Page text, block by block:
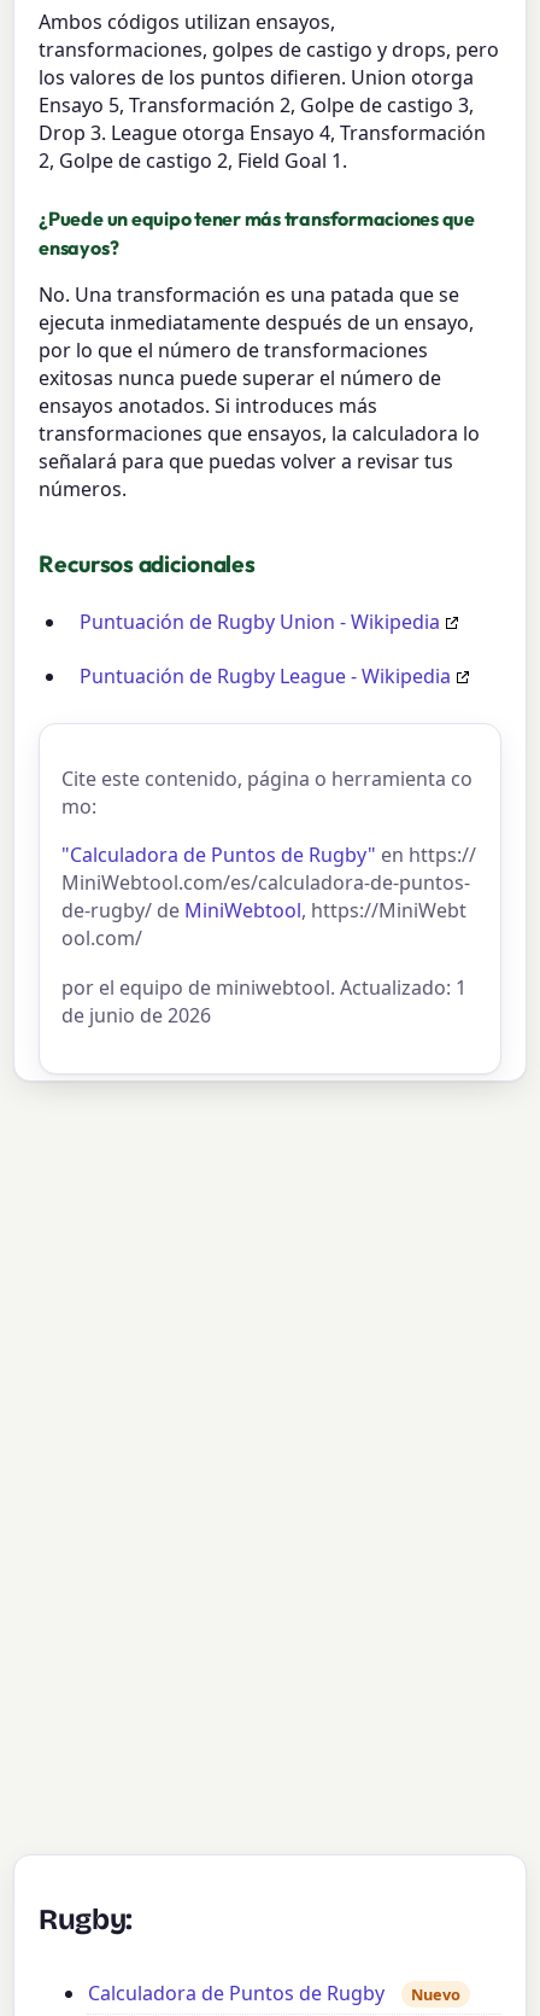
Ambos códigos utilizan ensayos,
transformaciones, golpes de castigo y drops, pero
los valores de los puntos difieren. Union otorga
Ensayo 5, Transformación 2, Golpe de castigo 3,
Drop 3. League otorga Ensayo 4, Transformación
2, Golpe de castigo 2, Field Goal 1.
¿Puede un equipo tener más transformaciones que
ensayos?
No. Una transformación es una patada que se
ejecuta inmediatamente después de un ensayo,
por lo que el número de transformaciones
exitosas nunca puede superar el número de
ensayos anotados. Si introduces más
transformaciones que ensayos, la calculadora lo
señalará para que puedas volver a revisar tus
números.
Recursos adicionales
Puntuación de Rugby Union - Wikipedia
Puntuación de Rugby League - Wikipedia
Cite este contenido, página o herramienta co
mo:
"Calculadora de Puntos de Rugby" en https://
MiniWebtool.com/es/calculadora-de-puntos-
de-rugby/ de MiniWebtool, https://MiniWebt
ool.com/
por el equipo de miniwebtool. Actualizado: 1
de junio de 2026
Rugby:
Calculadora de Puntos de Rugby Nuevo